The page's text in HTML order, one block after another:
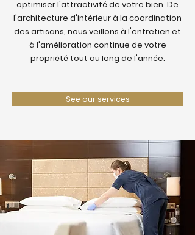
optimiser l'attractivité de votre bien. De
l'architecture d'intérieur à la coordination
des artisans, nous veillons à l'entretien et
à l'amélioration continue de votre
propriété tout au long de l'année.
See our services